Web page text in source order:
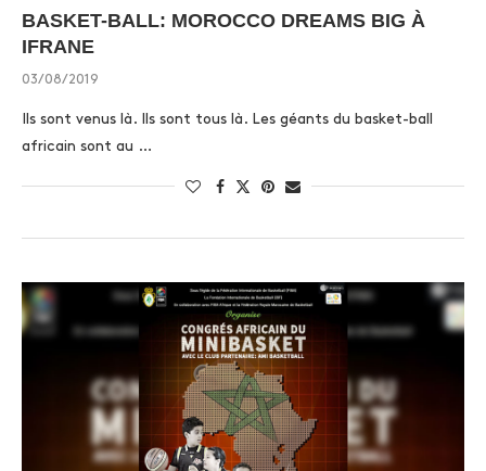
BASKET-BALL: MOROCCO DREAMS BIG À
IFRANE
03/08/2019
Ils sont venus là. Ils sont tous là. Les géants du basket-ball
africain sont au …